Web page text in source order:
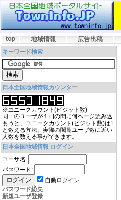
top 地域情報 広告出稿
キーワード検索
日本全国地域情報カウンター
※ユニークカウント(ビジット数)
同一のユーザが１日の間に何ページ読み込
もうと、ユニークカウント(ビジット数)は1
と数える方法。実際の閲覧ユーザ数に近い
人数を数える事ができます。
日本全国地域情報 ログイン
ユーザ名:
パスワード:
自動ログイン
パスワード紛失
新規ユーザ登録